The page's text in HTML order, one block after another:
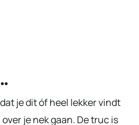
je dit óf heel lekker vindt
je nek gaan. De truc is